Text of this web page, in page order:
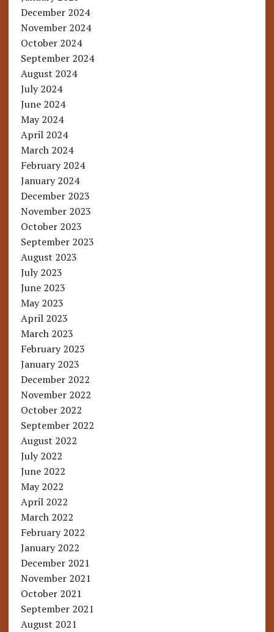
December 2024
November 2024
October 2024
September 2024
August 2024
July 2024
June 2024
May 2024
April 2024
March 2024
February 2024
January 2024
December 2023
November 2023
October 2023
September 2023
August 2023
July 2023
June 2023
May 2023
April 2023
March 2023
February 2023
January 2023
December 2022
November 2022
October 2022
September 2022
August 2022
July 2022
June 2022
May 2022
April 2022
March 2022
February 2022
January 2022
December 2021
November 2021
October 2021
September 2021
August 2021